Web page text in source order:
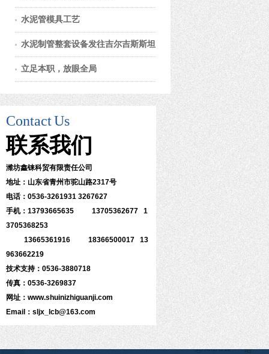
水泥管模具工艺
水泥制管整套设备发往吉尔吉斯斯坦
立足本职，放眼全局
ContactUs
联系我们
潍坊鑫铼科贸有限责任公司
地址：山东省青州市驼山路2317号
电话：0536-3261931 3267627
手机：13793665635 13705362677 1
3705368253
13665361916 18366500017 13
963662219
技术支持：0536-3880718
传真：0536-3269837
网址：www.shuinizhiguanji.com
Email：sljx_lcb@163.com